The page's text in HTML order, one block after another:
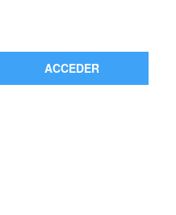
ACCEDER